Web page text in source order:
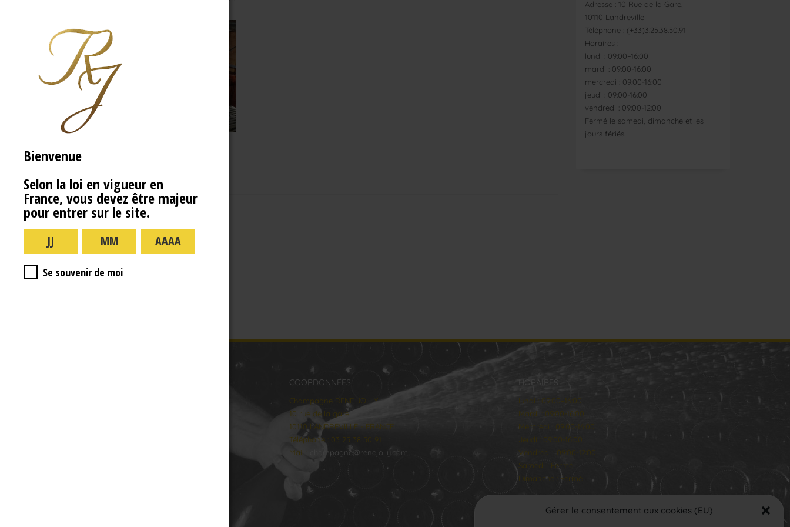
Gérer le consentement aux cookies (EU)
A PROPOSR.J
Adresse : 10 Rue de la Gare,
10110 Landreville
Téléphone : (+33)3.25.38.50.91
Horaires :
lundi : 09:00–16:00
mardi : 09:00-16:00
mercredi : 09:00-16:00
jeudi : 09:00-16:00
vendredi : 09:00-12:00
Fermé le samedi, dimanche et les
jours fériés.
COORDONNÉES
Champagne RENE JOLLY
10 rue de la gare
10110 LANDREVILLE - FRANCE
Téléphone : 03 25 38 50 91
Mail :
champagne@renejolly.com
HORAIRES
lundi : 09:00–16:00
Mardi : 09:00-16:00
Mercredi : 09:00-16:00
Jeudi : 09:00-16:00
Vendredi : 09:00-12:00
Samedi : Fermé
Dimanche : Fermé
Bienvenue
Selon la loi en vigueur en
France, vous devez être majeur
pour entrer sur le site.
Se souvenir de moi